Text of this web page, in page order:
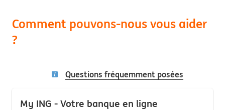
Comment pouvons-nous vous aider
?
Questions fréquemment posées
My ING - Votre banque en ligne